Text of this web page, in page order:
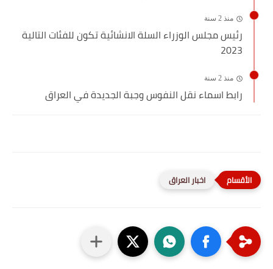
منذ 2 سنة
رئيس مجلس الوزراء السلة الانشائية تكون للفئات التالية
2023
منذ 2 سنة
رابط اسماء نقل النفوس وجبة الجديدة في العراق
اخبار العراق